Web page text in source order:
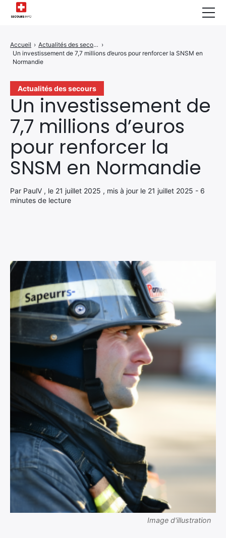
Actualités des secours
Un investissement de
7,7 millions d’euros
pour renforcer la
SNSM en Normandie
Par PaulV , le 21 juillet 2025 , mis à jour le 21 juillet 2025 - 6
minutes de lecture
Accueil › Actualités des secours ›
Un investissement de 7,7 millions d’euros pour renforcer la SNSM en
Normandie
Image d'illustration
Infos & Conseils
Actualités des Secours
Santé & Bien-être
A propos de Nous
Contactez-nous
Politique de Confidentialité